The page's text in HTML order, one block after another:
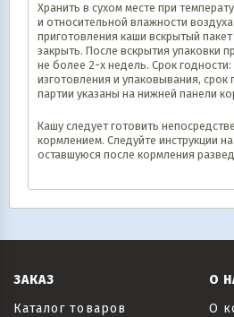
Хранить в сухом месте при
и относительной влажности
приготовления каши вскрытый
закрыть. После вскрытия упаковки
не более 2-х недель. Срок годности:
изготовления и упаковывания, срок
партии указаны на нижней панели
Кашу следует готовить
кормлением. Следуйте инструкции
оставшуюся после кормления
ЗАКАЗ
Каталог товаров
О
О